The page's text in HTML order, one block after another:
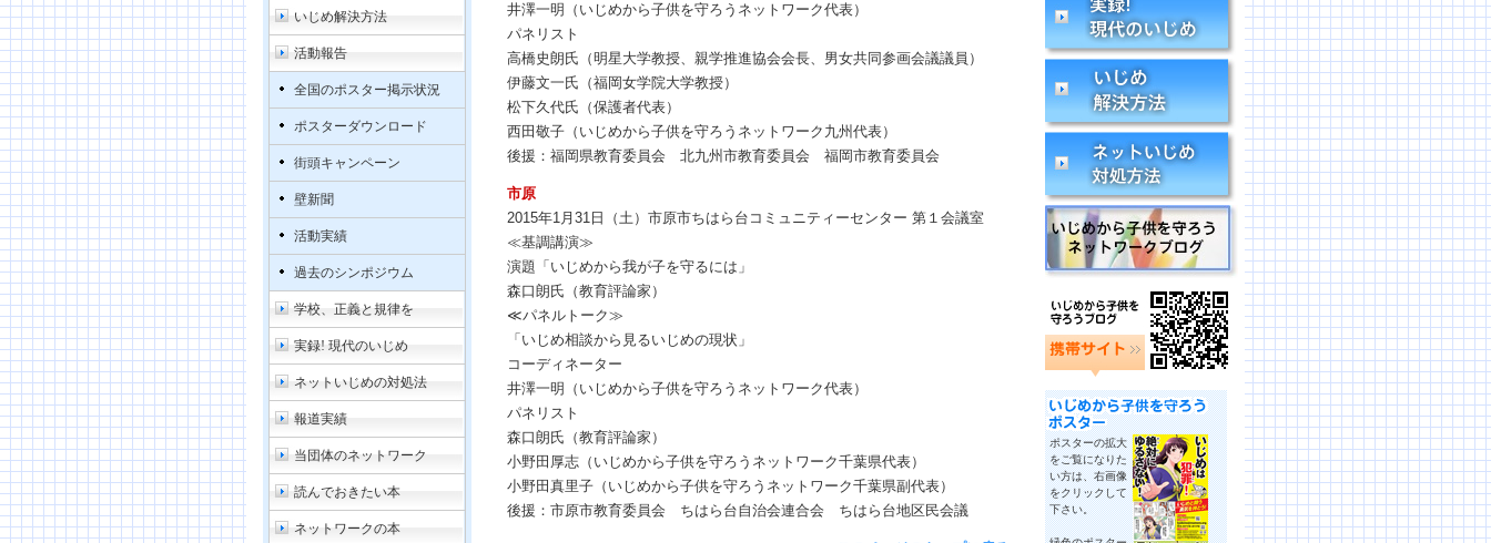
いじめ解決方法
活動報告
全国のポスター掲示状況
ポスターダウンロード
街頭キャンペーン
壁新聞
活動実績
過去のシンポジウム
学校、正義と規律を
実録! 現代のいじめ
ネットいじめの対処法
報道実績
当団体のネットワーク
読んでおきたい本
ネットワークの本
井澤一明（いじめから子供を守ろうネットワーク代表）
パネリスト
高橋史朗氏（明星大学教授、親学推進協会会長、男女共同参画会議議員）
伊藤文一氏（福岡女学院大学教授）
松下久代氏（保護者代表）
西田敬子（いじめから子供を守ろうネットワーク九州代表）
後援：福岡県教育委員会 北九州市教育委員会 福岡市教育委員会
市原
2015年1月31日（土）市原市ちはら台コミュニティーセンター 第１会議室
≪基調講演≫
演題「いじめから我が子を守るには」
森口朗氏（教育評論家）
≪パネルトーク≫
「いじめ相談から見るいじめの現状」
コーディネーター
井澤一明（いじめから子供を守ろうネットワーク代表）
パネリスト
森口朗氏（教育評論家）
小野田厚志（いじめから子供を守ろうネットワーク千葉県代表）
小野田真里子（いじめから子供を守ろうネットワーク千葉県副代表）
後援：市原市教育委員会 ちはら台自治会連合会 ちはら台地区民会議
ポスターの拡大
をご覧になりた
い方は、右画像
をクリックして
下さい。